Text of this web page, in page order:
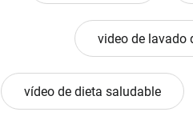
video de lavado
vídeo de dieta saludable